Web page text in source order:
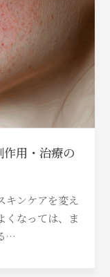
作用・治療の
キンケアを変え
くなっては、ま
…